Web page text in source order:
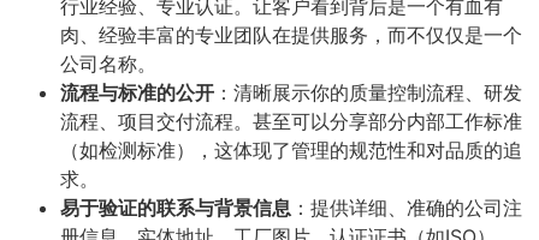
行业经验、专业认证。让客户看到背后是一个有血有
肉、经验丰富的专业团队在提供服务，而不仅仅是一个
公司名称。
流程与标准的公开 ​：清晰展示你的质量控制流程、研发
流程、项目交付流程。甚至可以分享部分内部工作标准
（如检测标准），这体现了管理的规范性和对品质的追
求。
易于验证的联系与背景信息 ​：提供详细、准确的公司注